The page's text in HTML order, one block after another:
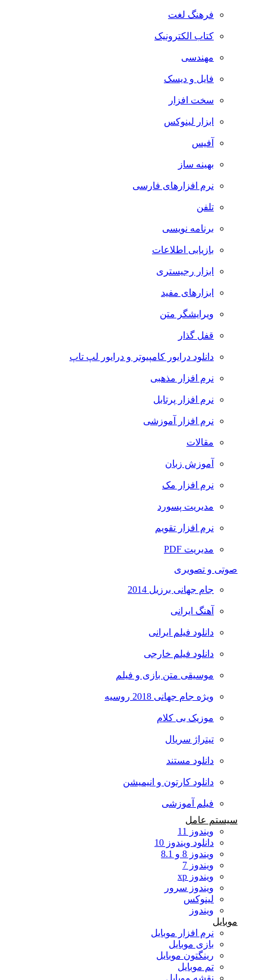
فرهنگ لغت
کتاب الکترونیک
مهندسی
فایل و دیسک
سخت افزار
ابزار لینوکس
آفیس
بهینه ساز
نرم افزارهای فارسی
تلفن
برنامه نویسی
بازیابی اطلاعات
ابزار رجیستری
ابزارهای مفید
ویرایشگر متن
قفل گذار
دانلود درایور کامپیوتر و درایور لپ تاپ
نرم افزار مذهبی
نرم افزار پرتابل
نرم افزار آموزشی
مقالات
آموزش زبان
نرم افزار مک
مدیریت پسورد
نرم افزار تقویم
مدیریت PDF
صوتی و تصویری
جام جهانی برزیل 2014
آهنگ ایرانی
دانلود فیلم ایرانی
دانلود فیلم خارجی
موسیقی متن بازی و فیلم
ویژه جام جهانی 2018 روسیه
موزیک بی کلام
تیتراژ سریال
دانلود مستند
دانلود کارتون و انیمیشن
فیلم آموزشی
سیستم عامل
ویندوز 11
دانلود ویندوز 10
ویندوز 8 و 8.1
ویندوز 7
ویندوز xp
ویندوز سرور
لینوکس
ویندوز
موبایل
نرم افزار موبایل
بازی موبایل
رینگتون موبایل
تم موبایل
نقشه موبایل